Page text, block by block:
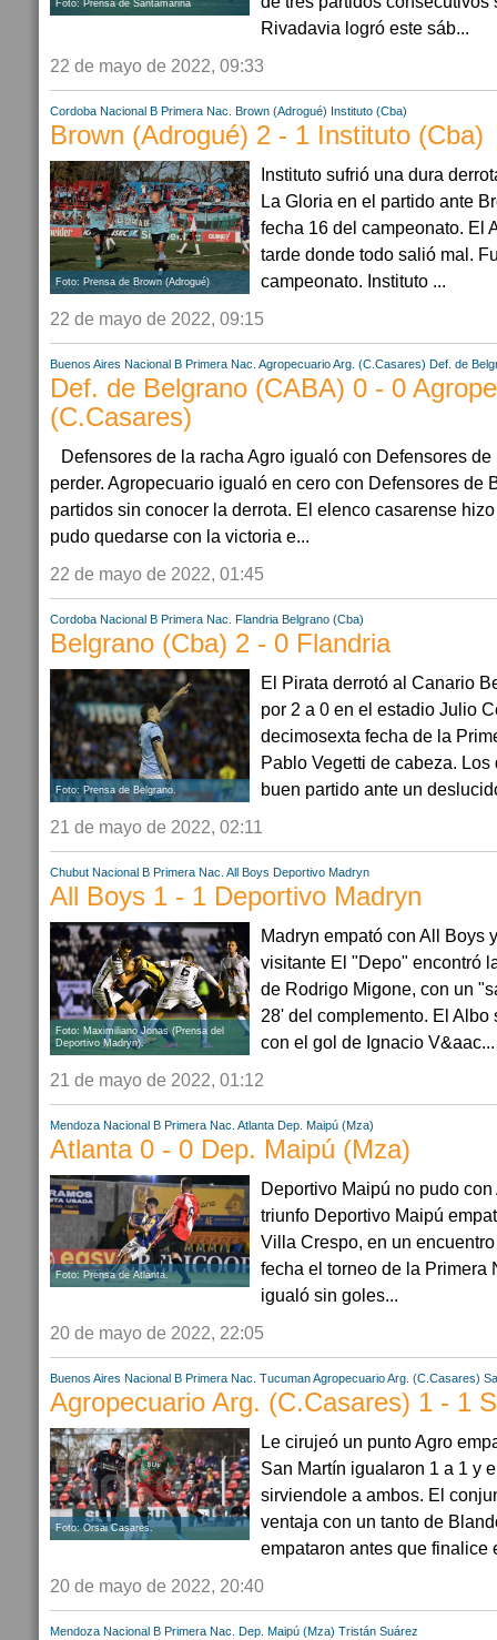
Foto: Prensa de Santamarina
Rivadavia logró este sáb...
22 de mayo de 2022, 09:33
Cordoba Nacional B Primera Nac. Brown (Adrogué) Instituto (Cba)
Brown (Adrogué) 2 - 1 Instituto (Cba)
Foto: Prensa de Brown (Adrogué)
Instituto sufrió una dura
La Gloria en el partido ante
fecha 16 del campeonato. El
tarde donde todo salió mal.
campeonato. Instituto ...
22 de mayo de 2022, 09:15
Buenos Aires Nacional B Primera Nac. Agropecuario Arg. (C.Casares) Def. de
Def. de Belgrano (CABA) 0 - 0
(C.Casares)
Defensores de la racha Agro igualó con Defensores
perder. Agropecuario igualó en cero con Defensores de
partidos sin conocer la derrota. El elenco casarense
pudo quedarse con la victoria e...
22 de mayo de 2022, 01:45
Cordoba Nacional B Primera Nac. Flandria Belgrano (Cba)
Belgrano (Cba) 2 - 0 Flandria
Foto: Prensa de Belgrano.
El Pirata derrotó al Canario
por 2 a 0 en el estadio Julio
decimosexta fecha de la
Pablo Vegetti de cabeza.
buen partido ante un
21 de mayo de 2022, 02:11
Chubut Nacional B Primera Nac. All Boys Deportivo Madryn
All Boys 1 - 1 Deportivo Madryn
Foto: Maximiliano Jonas (Prensa del
Deportivo Madryn).
Madryn empató con All Boys
visitante El "Depo" encontró
de Rodrigo Migone, con un
28' del complemento. El
con el gol de Ignacio V&aac...
21 de mayo de 2022, 01:12
Mendoza Nacional B Primera Nac. Atlanta Dep. Maipú (Mza)
Atlanta 0 - 0 Dep. Maipú (Mza)
Foto: Prensa de Atlanta.
Deportivo Maipú no pudo
triunfo Deportivo Maipú
Villa Crespo, en un
fecha el torneo de la Primera
igualó sin goles...
20 de mayo de 2022, 22:05
Buenos Aires Nacional B Primera Nac. TucumanAgropecuario Arg. (C.Casares)
Agropecuario Arg. (C.Casares) 1 - 1
Foto: Orsai Casares.
Le cirujeó un punto Agro
San Martín igualaron 1 a 1 y
sirviendole a ambos. El
ventaja con un tanto de
empataron antes que finalice
20 de mayo de 2022, 20:40
Mendoza Nacional B Primera Nac. Dep. Maipú (Mza) Tristán Suárez